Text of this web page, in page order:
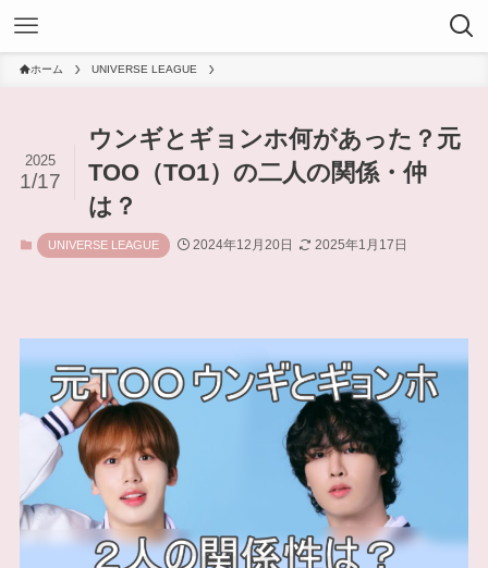
ホーム UNIVERSE LEAGUE
ウンギとギョンホ何があった？元
TOO（TO1）の二人の関係・仲
は？
2025
1/17
UNIVERSE LEAGUE 2024年12月20日 2025年1月17日